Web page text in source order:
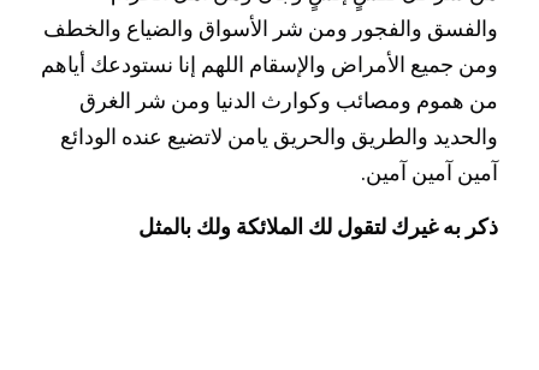
آمين آمين آمين.
ذكر به غيرك لتقول لك الملائكة ولك بالمثل